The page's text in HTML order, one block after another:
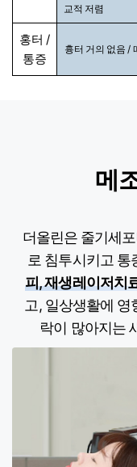
교적 저렴
홍터 /
통증
흉터 거의 없음 /
메
더올린은 줄기세
로 침투시키고
피, 재생레이저치
고, 일상생활에 영
락이 많아지는